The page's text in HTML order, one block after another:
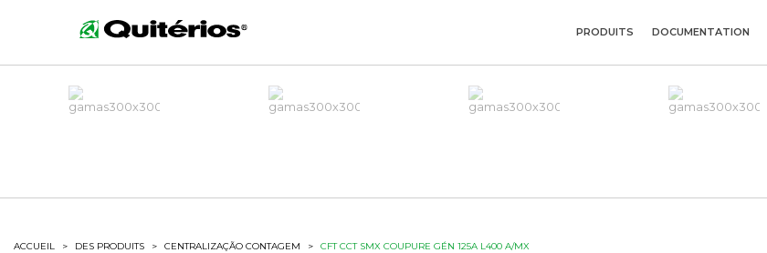
PRODUITS DOCUMENTATION
ACCUEIL > DES PRODUITS > CENTRALIZAÇÃO CONTAGEM > CFT CCT SMX COUPURE GÉN 125A L400 A/MX